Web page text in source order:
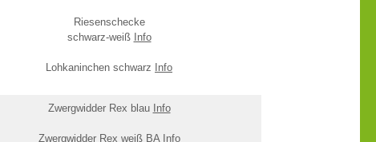
Riesenschecke
schwarz-weiß Info
Lohkaninchen schwarz Info
Zwergwidder Rex blau Info
Zwergwidder Rex weiß BA Info